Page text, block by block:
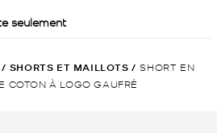
/ SHORTS ET MAILLOTS / SHORT EN
COTON À LOGO GAUFRÉ